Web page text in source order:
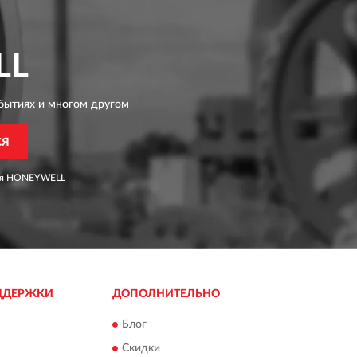
и многом другом
HONEYWELL
ДОПОЛНИТЕЛЬНО
Блог
Скидки